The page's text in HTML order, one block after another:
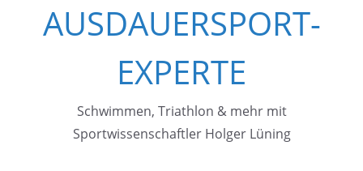
AUSDAUERSPORT-
EXPERTE
Schwimmen, Triathlon & mehr mit
Sportwissenschaftler Holger Lüning